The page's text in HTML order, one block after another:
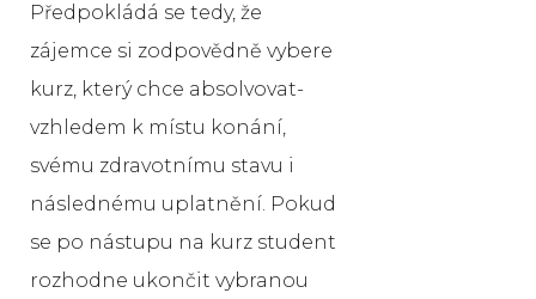
Předpokládá se tedy, že
zájemce si zodpovědně vybere
kurz, který chce absolvovat-
vzhledem k místu konání,
svému zdravotnímu stavu i
následnému uplatnění. Pokud
se po nástupu na kurz student
rozhodne ukončit vybranou